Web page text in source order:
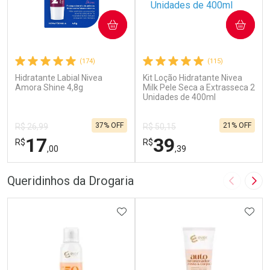
(174)
Hidratante Labial Nivea
Amora Shine 4,8g
R$ 26,99
R$17,00
37% OFF
COMPRAR
(115)
Kit Loção Hidratante Nivea
Milk Pele Seca a Extrasseca 2
Unidades de 400ml
R$ 50,15
R$39,39
21% OFF
COMPRAR
Queridinhos da Drogaria Imagem
ADICIONAR AOS FAVORITOS